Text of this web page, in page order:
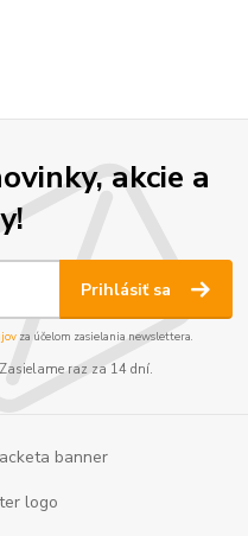
akcie a
Prihlásiť sa
za účelom zasielania newslettera.
raz za 14 dní.